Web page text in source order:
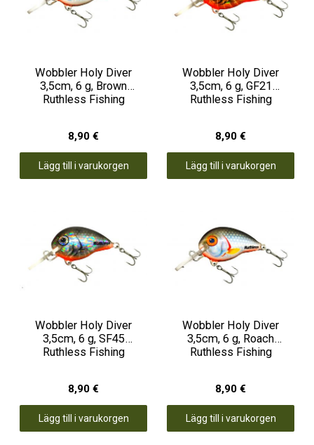
Wobbler Holy Diver
3,5cm, 6 g, Brown
Ruthless Fishing
8,90 €
Lägg till i varukorgen
Wobbler Holy Diver
3,5cm, 6 g, GF21
Ruthless Fishing
8,90 €
Lägg till i varukorgen
Wobbler Holy Diver
3,5cm, 6 g, SF45
Ruthless Fishing
8,90 €
Lägg till i varukorgen
Wobbler Holy Diver
3,5cm, 6 g, Roach
Ruthless Fishing
8,90 €
Lägg till i varukorgen